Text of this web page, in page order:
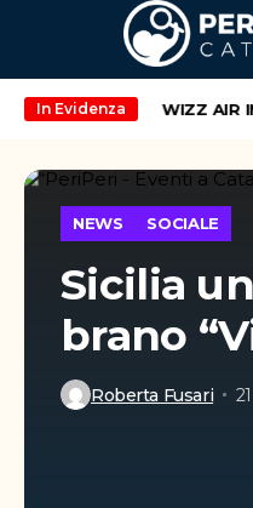
In Evidenza
di maggio WIZZ AIR
NEWS SOCIALE
Sicilia
brano
Roberta Fusari